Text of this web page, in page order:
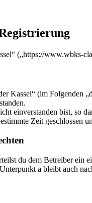
(„https://www.wbks-
Kassel“ (im Folgenden
einverstanden bist, so
Zeit geschlossen
du dem Betreiber ein
a bleibt auch